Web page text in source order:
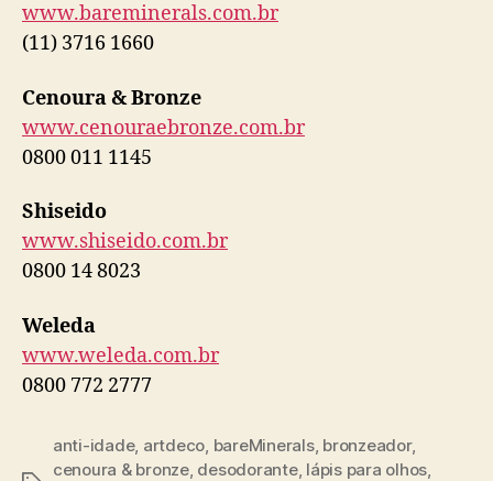
www.bareminerals.com.br
(11) 3716 1660
Cenoura & Bronze
www.cenouraebronze.com.br
0800 011 1145
Shiseido
www.shiseido.com.br
0800 14 8023
Weleda
www.weleda.com.br
0800 772 2777
anti-idade, artdeco bareMinerals, bronzeador,
cenoura & bronze, desodorante, lápis para olhos